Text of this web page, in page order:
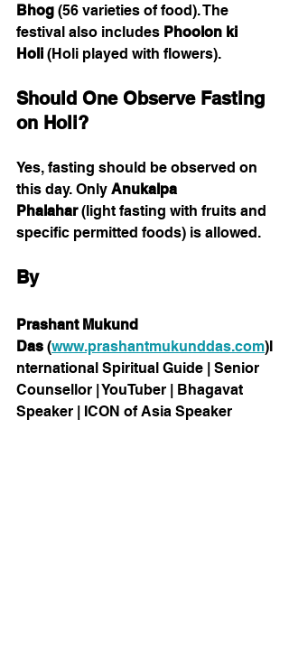
Bhog (56 varieties of food). The
festival also includes Phoolon ki
Holi (Holi played with flowers).
Should One Observe Fasting
on Holi?
Yes, fasting should be observed on
this day. Only Anukalpa
Phalahar (light fasting with fruits and
specific permitted foods) is allowed.
By
Prashant Mukund
Das (www.prashantmukunddas.com)I
nternational Spiritual Guide | Senior
Counsellor | YouTuber | Bhagavat
Speaker | ICON of Asia Speaker